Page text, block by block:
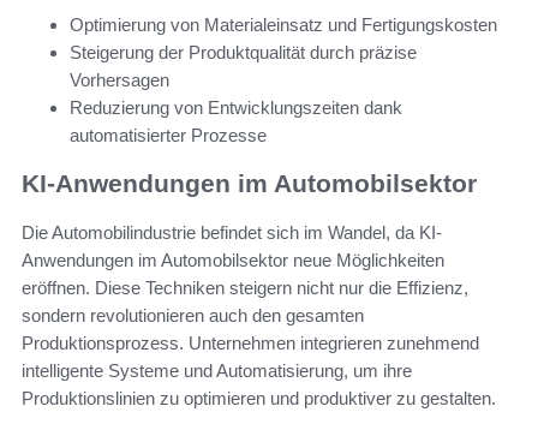
Optimierung von Materialeinsatz und Fertigungskosten
Steigerung der Produktqualität durch präzise
Vorhersagen
Reduzierung von Entwicklungszeiten dank
automatisierter Prozesse
KI-Anwendungen im Automobilsektor
Die Automobilindustrie befindet sich im Wandel, da KI-
Anwendungen im Automobilsektor neue Möglichkeiten
eröffnen. Diese Techniken steigern nicht nur die Effizienz,
sondern revolutionieren auch den gesamten
Produktionsprozess. Unternehmen integrieren zunehmend
intelligente Systeme und Automatisierung, um ihre
Produktionslinien zu optimieren und produktiver zu gestalten.